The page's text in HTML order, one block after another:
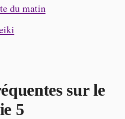
du matin
sur le
5